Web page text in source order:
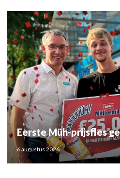
Eerste Müh-prijsfles
6 augustus 2026